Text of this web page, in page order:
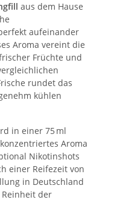
aus dem Hause
aufeinander
Aroma vereint die
Früchte und
rundet das
kühlen
in einer 75 ml
Aroma
Nikotinshots
einer Reifezeit von
in Deutschland
der